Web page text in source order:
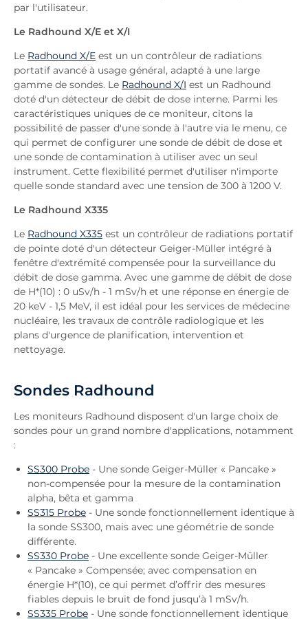
par l'utilisateur.
Le Radhound X/E et X/I
Le Radhound X/E est un un contrôleur de radiations
portatif avancé à usage général, adapté à une large
gamme de sondes. Le Radhound X/I est un Radhound
doté d'un détecteur de débit de dose interne. Parmi les
caractéristiques uniques de ce moniteur, citons la
possibilité de passer d'une sonde à l'autre via le menu, ce
qui permet de configurer une sonde de débit de dose et
une sonde de contamination à utiliser avec un seul
instrument. Cette flexibilité permet d'utiliser n'importe
quelle sonde standard avec une tension de 300 à 1200 V.
Le Radhound X335
Le Radhound X335 est un contrôleur de radiations portatif
de pointe doté d'un détecteur Geiger-Müller intégré à
fenêtre d'extrémité compensée pour la surveillance du
débit de dose gamma. Avec une gamme de débit de dose
de H*(10) : 0 uSv/h - 1 mSv/h et une réponse en énergie de
20 keV - 1,5 MeV, il est idéal pour les services de médecine
nucléaire, les travaux de contrôle radiologique et les
plans d'urgence de planification, intervention et
nettoyage.
Sondes Radhound
Les moniteurs Radhound disposent d'un large choix de
sondes pour un grand nombre d'applications, notamment
:
SS300 Probe - Une sonde Geiger-Müller « Pancake »
non-compensée pour la mesure de la contamination
alpha, bêta et gamma
SS315 Probe - Une sonde fonctionnellement identique à
la sonde SS300, mais avec une géométrie de sonde
différente.
SS330 Probe - Une excellente sonde Geiger-Müller
« Pancake » Compensée; avec compensation en
énergie H*(10), ce qui permet d’offrir des mesures
fiables depuis le bruit de fond jusqu’à 1 mSv/h.
SS335 Probe - Une sonde fonctionnellement identique